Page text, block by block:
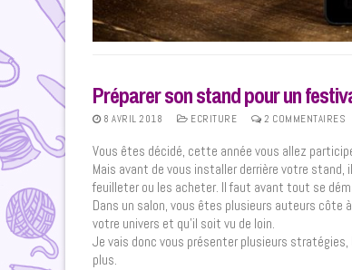
Préparer son stand pour un
8 AVRIL 2018 ECRITURE 2 COMMENTAIRES
Vous êtes décidé, cette année vous allez
Mais avant de vous installer derrière votre stand,
feuilleter ou les acheter. Il faut avant tout se
Dans un salon, vous êtes plusieurs auteurs
votre univers et qu’il soit vu de loin.
Je vais donc vous présenter plusieurs
plus.